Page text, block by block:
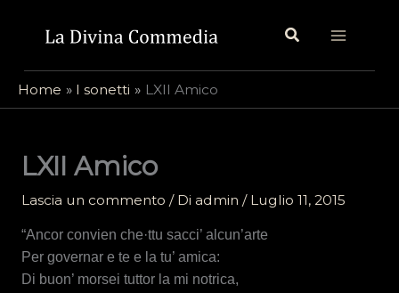
Cerca
Home I sonetti LXII Amico
LXII Amico
Lascia un commento / Di admin / Luglio 11, 2015
“Ancor convien che·ttu sacci’ alcun’arte
Per governar e te e la tu’ amica:
Di buon’ morsei tuttor la mi notrica,